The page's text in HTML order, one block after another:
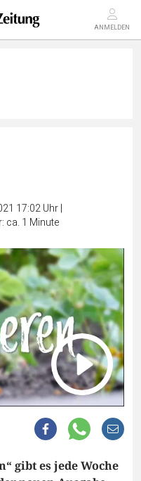
ANMELDEN
17:02 Uhr|
ca. 1 Minute
gibt es jede Woche